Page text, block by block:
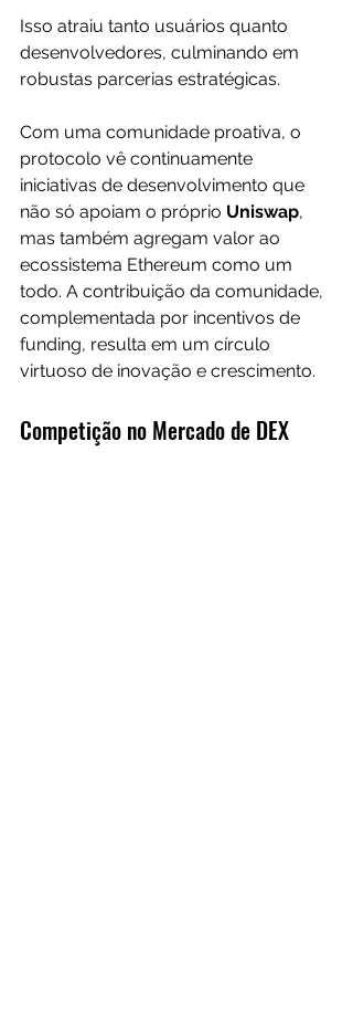
Isso atraiu tanto usuários quanto
desenvolvedores, culminando em
robustas parcerias estratégicas.
Com uma comunidade proativa, o
protocolo vê continuamente
iniciativas de desenvolvimento que
não só apoiam o próprio Uniswap,
mas também agregam valor ao
ecossistema Ethereum como um
todo. A contribuição da comunidade,
complementada por incentivos de
funding, resulta em um círculo
virtuoso de inovação e crescimento.
Competição no Mercado de DEX